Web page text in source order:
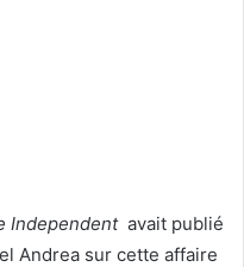
Independentavait publié
Andrea sur cette affaire